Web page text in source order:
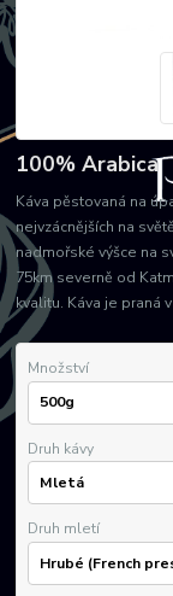
100% Arabica
Káva pěstovaná na
nejvzácnějších na
nadmořské výšce na
75km severně od
kvalitu. Káva je praná v
Množství
Druh kávy
Druh mletí